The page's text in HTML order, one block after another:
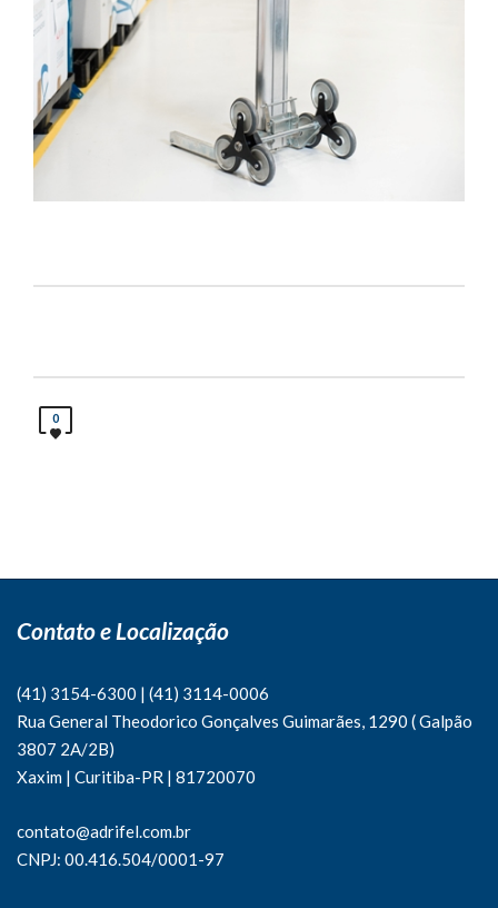
0
Contato e Localização
(41) 3154-6300 | (41) 3114-0006
Rua General Theodorico Gonçalves Guimarães, 1290 ( Galpão
3807 2A/2B)
Xaxim | Curitiba-PR | 81720070
contato@adrifel.com.br
CNPJ: 00.416.504/0001-97